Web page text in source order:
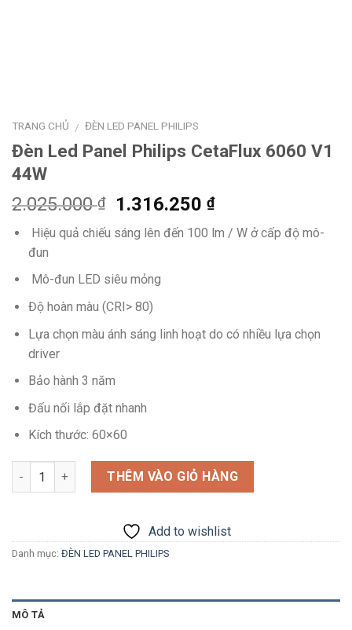
TRANG CHỦ / ĐÈN LED PANEL PHILIPS
Đèn Led Panel Philips CetaFlux 6060 V1
44W
2.025.000₫
Giá
gốc
là:
1.316.250₫Giá
hiện
tại
Hiệu quả chiếu sáng lên đến 100 lm / W ở cấp độ mô-
đun
Mô-đun LED siêu mỏng
Độ hoàn màu (CRI> 80)
Lựa chọn màu ánh sáng linh hoạt do có nhiều lựa chọn
driver
Bảo hành 3 năm
Đấu nối lắp đặt nhanh
Kích thước: 60×60
Số lượng THÊM VÀO GIỎ HÀNG
Add to wishlist
Danh mục: ĐÈN LED PANEL PHILIPS
MÔ TẢ